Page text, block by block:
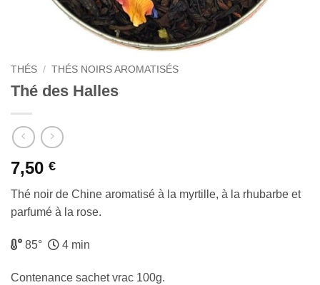
THÉS / THÉS NOIRS AROMATISÉS
Thé des Halles
7,50 €
Thé noir de Chine aromatisé à la myrtille, à la rhubarbe et
parfumé à la rose.
85° 4 min
Contenance sachet vrac 100g.